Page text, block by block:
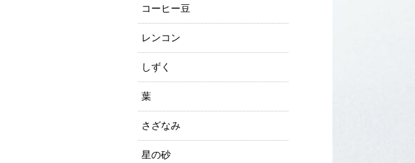
コーヒー豆
レンコン
しずく
葉
さざなみ
星の砂